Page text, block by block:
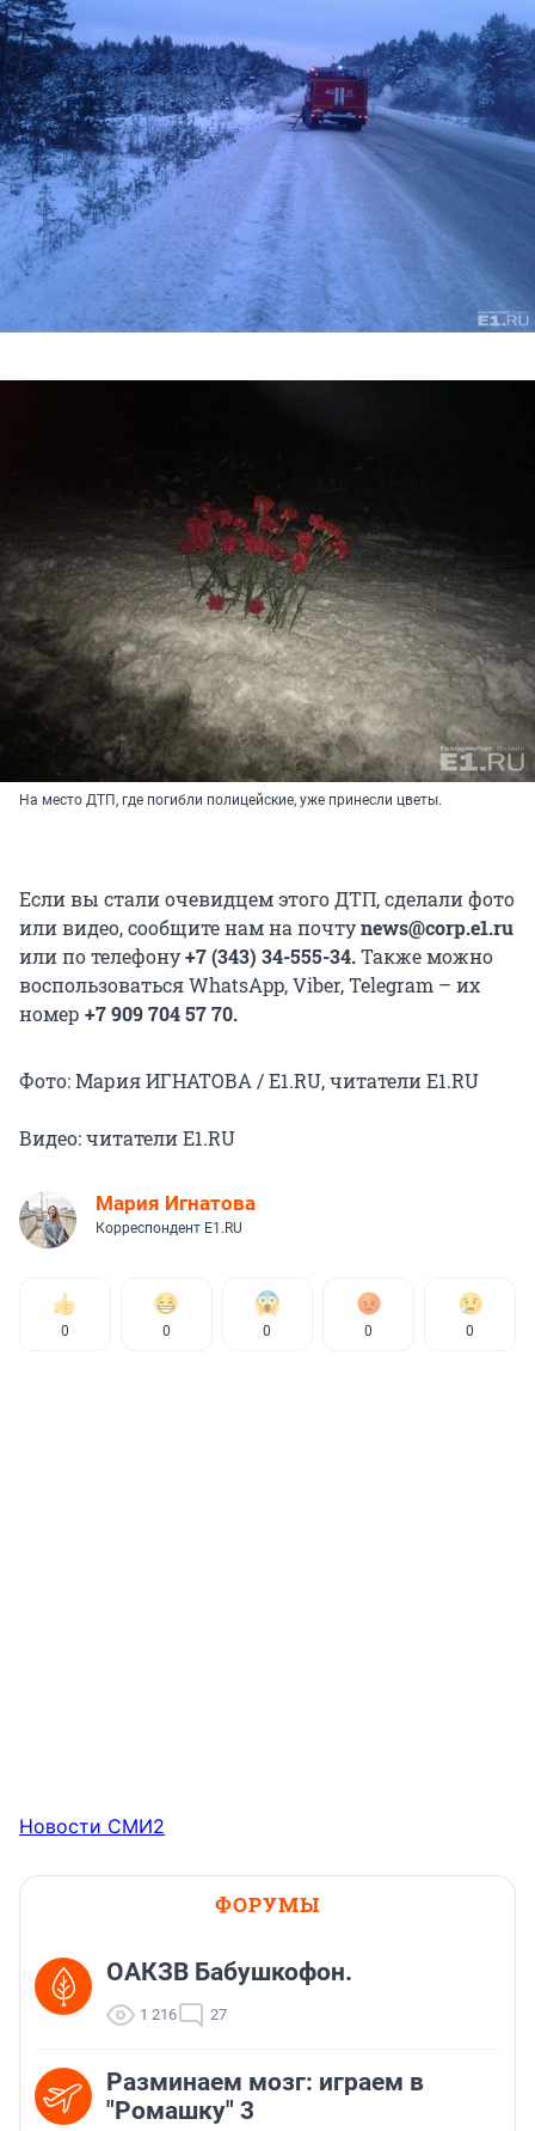
На место ДТП, где погибли полицейские, уже принесли цветы.
Если вы стали очевидцем этого ДТП, сделали фото
или видео, сообщите нам на почтуnews@corp.e1.ru
или по телефону+7 (343) 34-555-34.Также можно
воспользоваться WhatsApp, Viber, Telegram – их
номер +7 909 704 57 70.
Фото: Мария ИГНАТОВА / Е1.RU, читатели Е1.RU
Видео: читатели Е1.RU
Мария Игнатова
Корреспондент E1.RU
0 0 0 0 0
Новости СМИ2
ФОРУМЫ
ОАКЗВ Бабушкофон.
1 216 27
Разминаем мозг: играем в
"Ромашку" 3